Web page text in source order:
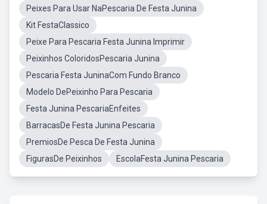
Peixes Para Usar NaPescaria De Festa Junina
Kit FestaClassico
Peixe Para Pescaria Festa Junina Imprimir
Peixinhos ColoridosPescaria Junina
Pescaria Festa JuninaCom Fundo Branco
Modelo DePeixinho Para Pescaria
Festa Junina PescariaEnfeites
BarracasDe Festa Junina Pescaria
PremiosDe Pesca De Festa Junina
FigurasDe Peixinhos
EscolaFesta Junina Pescaria